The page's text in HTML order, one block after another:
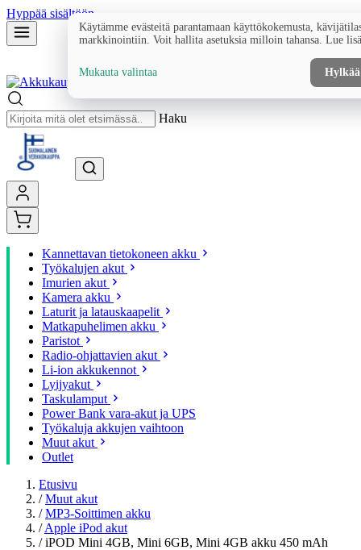
Hyppää sisältöön
Haku
Kannettavan tietokoneen akku
Työkalujen akut
Imurien akut
Kamera akku
Laturit ja latauskaapelit
Matkapuhelimen akku
Paristot
Radio-ohjattavien akut
Li-ion akkukennot
Lyijyakut
Taskulamput
Power Bank vara-akut ja UPS
Työkaluja akkujen vaihtoon
Muut akut
Outlet
Etusivu
/ Muut akut
/ MP3-Soittimen akku
/ Apple iPod akut
/ iPOD Mini 4GB, Mini 6GB, Mini 4GB akku 450 mAh
Käytämme evästeitä parantamaan käyttökokemusta,
markkinointiin. Voit hallita asetuksia milloin tahansa. Lue
Mukauta valintaa Hylkää